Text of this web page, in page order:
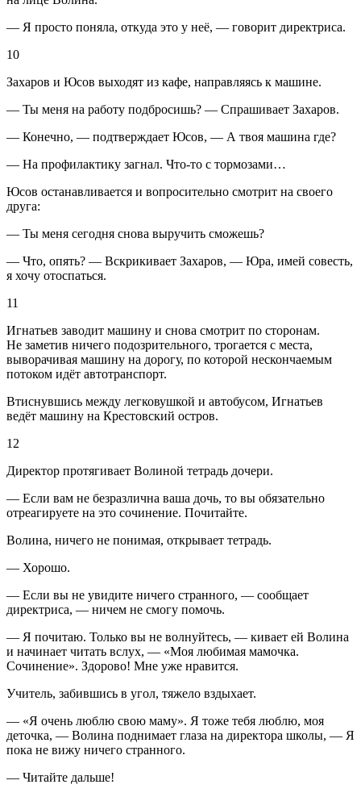
— Я просто поняла, откуда это у неё, — говорит директриса.
10
Захаров и Юсов выходят из кафе, направляясь к машине.
— Ты меня на работу подбросишь? — Спрашивает Захаров.
— Конечно, — подтверждает Юсов, — А твоя машина где?
— На профилактику загнал. Что-то с тормозами…
Юсов останавливается и вопросительно смотрит на своего
друга:
— Ты меня сегодня снова выручить сможешь?
— Что, опять? — Вскрикивает Захаров, — Юра, имей совесть,
я хочу отоспаться.
11
Игнатьев заводит машину и снова смотрит по сторонам.
Не заметив ничего подозрительного, трогается с места,
выворачивая машину на дорогу, по которой нескончаемым
потоком идёт автотранспорт.
Втиснувшись между легковушкой и автобусом, Игнатьев
ведёт машину на Крестовский остров.
12
Директор протягивает Волиной тетрадь дочери.
— Если вам не безразлична ваша дочь, то вы обязательно
отреагируете на это сочинение. Почитайте.
Волина, ничего не понимая, открывает тетрадь.
— Хорошо.
— Если вы не увидите ничего странного, — сообщает
директриса, — ничем не смогу помочь.
— Я почитаю. Только вы не волнуйтесь, — кивает ей Волина
и начинает читать вслух, — «Моя любимая мамочка.
Сочинение». Здорово! Мне уже нравится.
Учитель, забившись в угол, тяжело вздыхает.
— «Я очень люблю свою маму». Я тоже тебя люблю, моя
деточка, — Волина поднимает глаза на директора школы, — Я
пока не вижу ничего странного.
— Читайте дальше!